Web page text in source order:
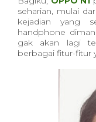
seharian, mulai
kejadian yang
handphone
gak akan lagi
berbagai fitur-fitur